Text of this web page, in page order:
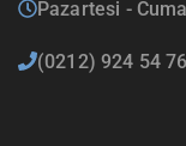
Pazartesi -
(0212) 924 54 76